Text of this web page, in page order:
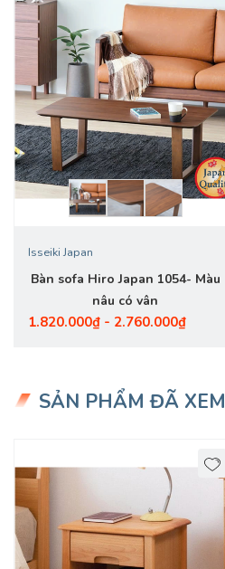
Isseiki Japan
Bàn sofa Hiro Japan 1054- Màu
nâu có vân
1.820.000₫ - 2.760.000₫
SẢN PHẨM ĐÃ XEM